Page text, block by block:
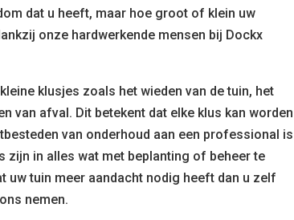
dat u heeft, maar hoe groot of klein uw
onze hardwerkende mensen bij Dockx
klusjes zoals het wieden van de tuin, het
van afval. Dit betekent dat elke klus kan worden
van onderhoud aan een professional is
zijn in alles wat met beplanting of beheer te
uw tuin meer aandacht nodig heeft dan u zelf
nemen.